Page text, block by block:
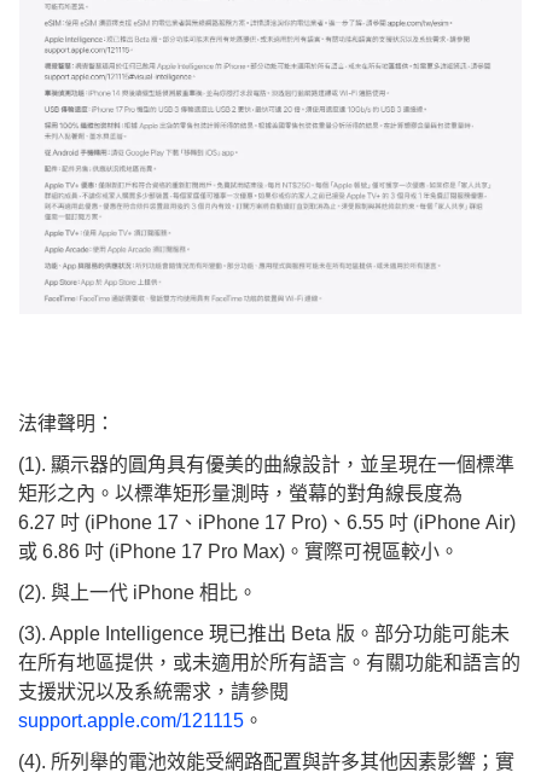
法律聲明：
(1). 顯示器的圓角具有優美的曲線設計，並呈現在一個標準
矩形之內。以標準矩形量測時，螢幕的對角線長度為
6.27 吋 (iPhone 17、iPhone 17 Pro)、6.55 吋 (iPhone Air)
或 6.86 吋 (iPhone 17 Pro Max)。實際可視區較小。
(2). 與上一代 iPhone 相比。
(3). Apple Intelligence 現已推出 Beta 版。部分功能可能未
在所有地區提供，或未適用於所有語言。有關功能和語言的
支援狀況以及系統需求，請參閱
support.apple.com/121115 。
(4). 所列舉的電池效能受網路配置與許多其他因素影響；實